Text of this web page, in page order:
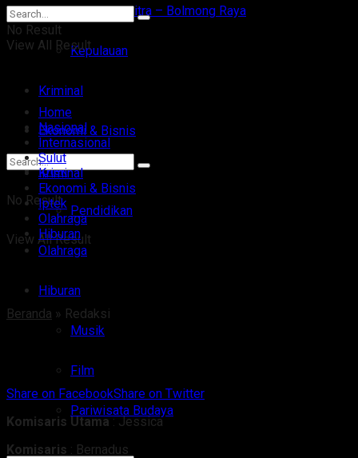
Minsel – Mitra – Bolmong Raya
Kepulauan
Kriminal
Ekonomi & Bisnis
Iptek
Pendidikan
Olahraga
Hiburan
Musik
Film
Pariwisata Budaya
No Result
View All Result
No Result
View All Result
Home
Nasional
Internasional
Sulut
Kriminal
Ekonomi & Bisnis
Iptek
Olahraga
Hiburan
Beranda » Redaksi
Share on FacebookShare on Twitter
Komisaris Utama: Jessica
Komisaris : Bernadus